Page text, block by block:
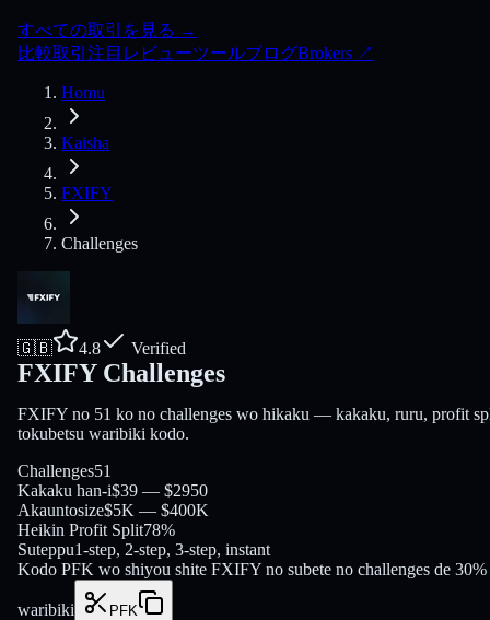
すべての取引を見る →
比較取引 注目 レビューツールブログBrokers ↗
Homu
Kaisha
FXIFY
Challenges
🇬🇧 4.8 Verified
FXIFY Challenges
FXIFY no 51 ko no challenges wo hikaku — kakaku, ruru, profit
tokubetsu waribiki kodo.
Challenges51
Kakaku han-i$39 — $2950
Akauntosize$5K — $400K
Heikin Profit Split78%
Suteppu1-step, 2-step, 3-step, instant
Kodo PFK wo shiyou shite FXIFY no subete no challenges de 30%
waribiki PFK